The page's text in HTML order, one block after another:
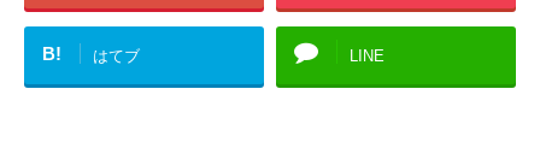
B! はてブ LINE